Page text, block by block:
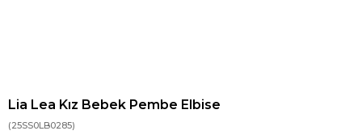
Lia Lea Kız Bebek Pembe Elbise
(25SS0LB0285)